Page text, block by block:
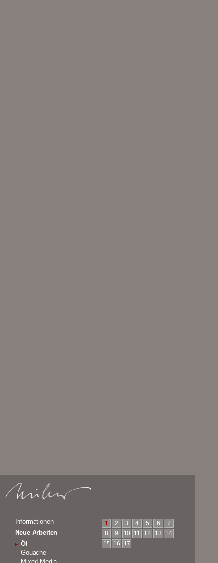
Informationen
Neue Arbeiten
Öl
Gouache
Mixed Media
1 2 3 4 5 6
7
8
9 10 11 12 13
14
15
16 17